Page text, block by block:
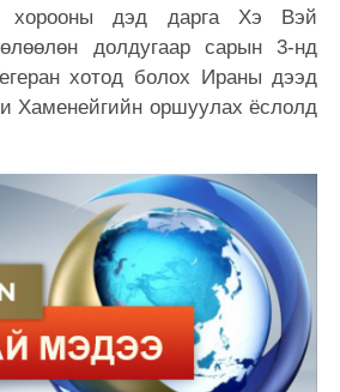
хорооны дэд дарга Хэ Вэй
долдугаар сарын 3-нд
хотод болох Ираны дээд
Хаменейгийн оршуулах ёслолд